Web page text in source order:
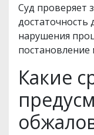
Суд проверяет
достаточность
нарушения
Какие